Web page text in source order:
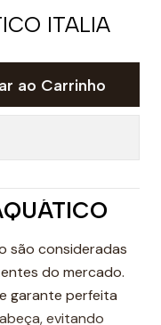
ITALIA
ao Carrinho
são consideradas
do mercado.
garante perfeita
evitando